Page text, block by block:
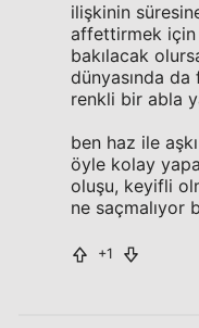
ilişkinin
affettirmek için
bakılacak
dünyasında da
renkli bir abla
ben haz ile
öyle kolay
oluşu, keyifli
ne saçmalıyor
+1